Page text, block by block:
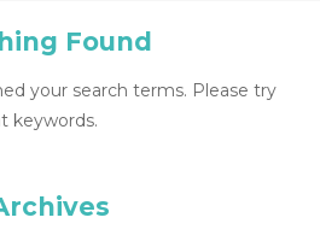
Found
your search terms. Please try
keywords.